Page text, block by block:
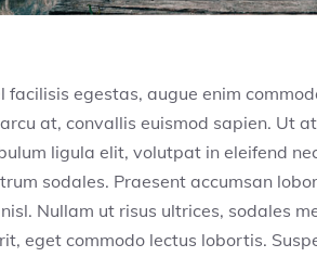
facilisis egestas, augue enim
at, convallis euismod sapien. Ut
ligula elit, volutpat in eleifend
sodales. Praesent accumsan
Nullam ut risus ultrices, sodales
eget commodo lectus lobortis.